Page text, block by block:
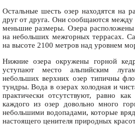
Остальные шесть озер находятся на
друг от друга. Они сообщаются
меньшие размеры. Озера
на небольших межгорных террасах.
на высоте 2100 метров над уровнем
Нижние озера окружены горной
уступают место альпийским
небольших верхних озер типичны
тундры. Вода в озерах холодная и
практически отсутствуют, равно
каждого из озер довольно много
небольшими водопадами, которые
настоящего ценителя природных